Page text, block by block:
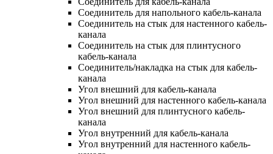
Соединитель для напольного кабель-канала
Соединитель на стык для настенного кабель-
канала
Соединитель на стык для плинтусного
кабель-канала
Соединитель/накладка на стык для кабель-
канала
Угол внешний для кабель-канала
Угол внешний для настенного кабель-канала
Угол внешний для плинтусного кабель-
канала
Угол внутренний для кабель-канала
Угол внутренний для настенного кабель-